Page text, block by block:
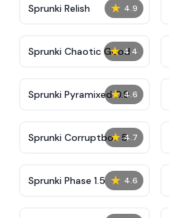
★ 4.9
Sprunki Relish
★ 4.4
Sprunki Chaotic Good
★ 4.6
Sprunki Pyramixed 0.9
★ 4.7
Sprunki Corruptbox 5
★ 4.6
Sprunki Phase 1.5